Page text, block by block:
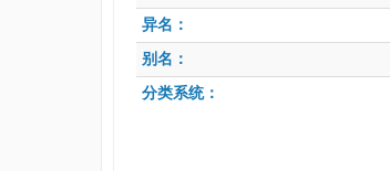
异名：
别名：
分类系统：